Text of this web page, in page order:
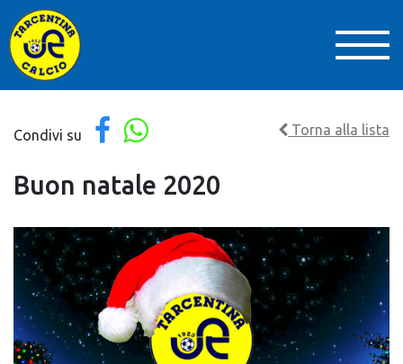
Condivi su Torna alla lista
Buon natale 2020